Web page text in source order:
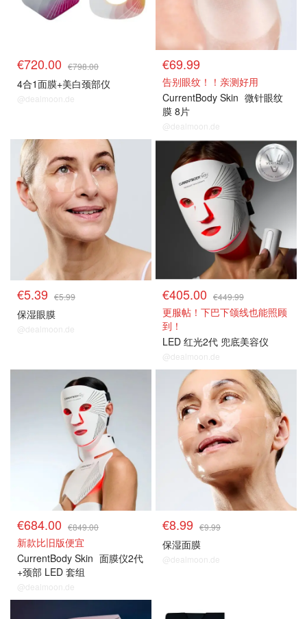
€720.00 €798.00
4合1面膜+美白颈部仪
@dealmoon.de
€69.99
告别眼纹！！亲测好用
CurrentBody Skin 微针眼纹
膜 8片
@dealmoon.de
€5.39 €5.99
保湿眼膜
@dealmoon.de
€405.00 €449.99
更服帖！下巴下颌线也能照顾
到！
LED 红光2代 兜底美容仪
@dealmoon.de
€684.00 €849.00
新款比旧版便宜
CurrentBody Skin 面膜仪2代
+颈部 LED 套组
@dealmoon.de
€8.99 €9.99
保湿面膜
@dealmoon.de